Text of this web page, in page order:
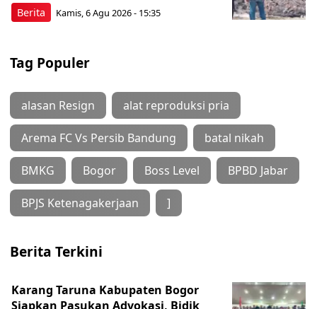
Berita Kamis, 6 Agu 2026 - 15:35
Tag Populer
alasan Resign alat reproduksi pria
Arema FC Vs Persib Bandung batal nikah
BMKG Bogor Boss Level BPBD Jabar
BPJS Ketenagakerjaan ]
Berita Terkini
Karang Taruna Kabupaten Bogor
Siapkan Pasukan Advokasi, Bidik